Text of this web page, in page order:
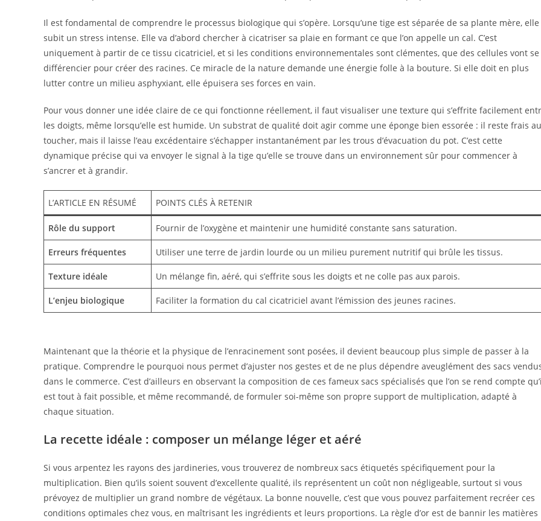
Il est fondamental de comprendre le processus biologique qui s’opère. Lorsqu’une tige est séparée de sa plante mère, elle
subit un stress intense. Elle va d’abord chercher à cicatriser sa plaie en formant ce que l’on appelle un cal. C’est
uniquement à partir de ce tissu cicatriciel, et si les conditions environnementales sont clémentes, que des cellules vont se
différencier pour créer des racines. Ce miracle de la nature demande une énergie folle à la bouture. Si elle doit en plus
lutter contre un milieu asphyxiant, elle épuisera ses forces en vain.
Pour vous donner une idée claire de ce qui fonctionne réellement, il faut visualiser une texture qui s’effrite facilement
les doigts, même lorsqu’elle est humide. Un substrat de qualité doit agir comme une éponge bien essorée : il reste frais au
toucher, mais il laisse l’eau excédentaire s’échapper instantanément par les trous d’évacuation du pot. C’est cette
dynamique précise qui va envoyer le signal à la tige qu’elle se trouve dans un environnement sûr pour commencer à
s’ancrer et à grandir.
L’ARTICLE EN RÉSUMÉ POINTS CLÉS À RETENIR
Rôle du support Fournir de l’oxygène et maintenir une humidité constante sans saturation.
Erreurs fréquentes Utiliser une terre de jardin lourde ou un milieu purement nutritif qui brûle les tissus.
Texture idéale Un mélange fin, aéré, qui s’effrite sous les doigts et ne colle pas aux parois.
L’enjeu biologique Faciliter la formation du cal cicatriciel avant l’émission des jeunes racines.
Maintenant que la théorie et la physique de l’enracinement sont posées, il devient beaucoup plus simple de passer à la
pratique. Comprendre le pourquoi nous permet d’ajuster nos gestes et de ne plus dépendre aveuglément des sacs
dans le commerce. C’est d’ailleurs en observant la composition de ces fameux sacs spécialisés que l’on se rend compte
est tout à fait possible, et même recommandé, de formuler soi-même son propre support de multiplication, adapté à
chaque situation.
La recette idéale : composer un mélange léger et aéré
Si vous arpentez les rayons des jardineries, vous trouverez de nombreux sacs étiquetés spécifiquement pour la
multiplication. Bien qu’ils soient souvent d’excellente qualité, ils représentent un coût non négligeable, surtout si vous
prévoyez de multiplier un grand nombre de végétaux. La bonne nouvelle, c’est que vous pouvez parfaitement recréer ces
conditions optimales chez vous, en maîtrisant les ingrédients et leurs proportions. La règle d’or est de bannir les matières